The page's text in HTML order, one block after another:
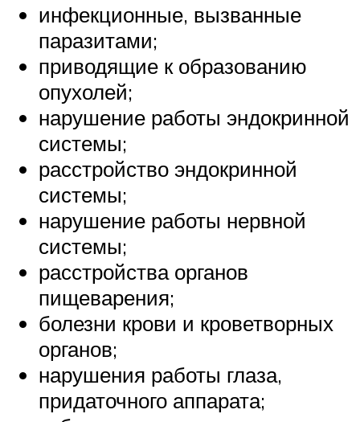
инфекционные, вызванные
паразитами;
приводящие к образованию
опухолей;
нарушение работы эндокринной
системы;
расстройство эндокринной
системы;
нарушение работы нервной
системы;
расстройства органов
пищеварения;
болезни крови и кроветворных
органов;
нарушения работы глаза,
придаточного аппарата;